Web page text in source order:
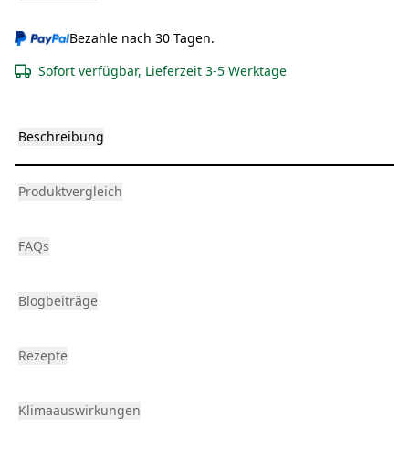
Bezahle nach 30 Tagen.
Sofort verfügbar, Lieferzeit 3-5 Werktage
Beschreibung
Produktvergleich
FAQs
Blogbeiträge
Rezepte
Klimaauswirkungen